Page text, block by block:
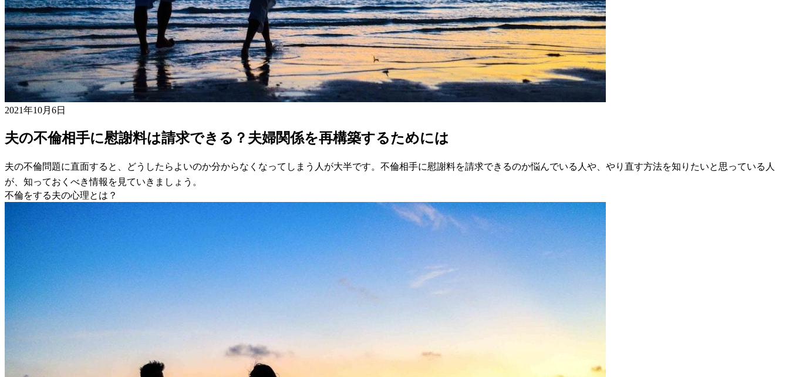
2021年10月6日
夫の不倫相手に慰謝料は請求できる？夫婦関係を再構築するためには
夫の不倫問題に直面すると、どうしたらよいのか分からなくなってしまう人が大半です。不倫相手に慰謝料を請求できるのか悩んでいる人や、やり直す方法を知りたいと思っている人
が、知っておくべき情報を見ていきましょう。
不倫をする夫の心理とは？